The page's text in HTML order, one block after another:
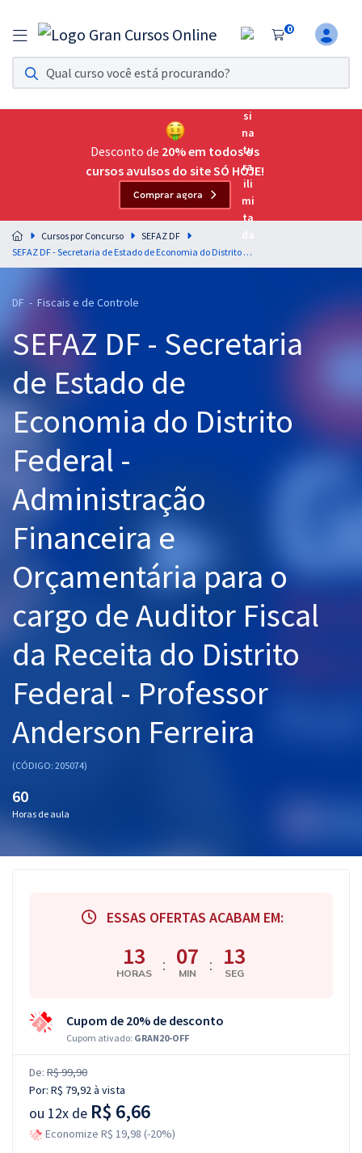
0
Assinatura Ilimitada 11
Acesso a todos os cursos. Teste grátis por 7 dias!
Assinatura OAB Até Passar
Acesso ilimitado a toda preparação para o Exame da
Residências Multiprofissionais
Preparação completa e intensiva para as principais
residências em saúde do Brasil
Cursos 20% OFF
Pós
Graduação
OAB
Mentorias
Questões grátis
Aprovados
Desconto de 20% em todos os
cursos avulsos do site SÓ HOJE!
Comprar agora
Cursos por Concurso
SEFAZ DF
SEFAZ DF - Secretaria de Estado de Economia do Distrito Federal - Administração Financeira e Orçamentária para o cargo de Auditor Fiscal da Receita do Distrito Federal - Professor Anderson Ferreira
DF - Fiscais e de Controle
SEFAZ DF - Secretaria
de Estado de
Economia do Distrito
Federal -
Administração
Financeira e
Orçamentária para o
cargo de Auditor Fiscal
da Receita do Distrito
Federal - Professor
Anderson Ferreira
(CÓDIGO: 205074)
60
Horas de aula
ESSAS OFERTAS ACABAM EM:
13
HORAS : 07
MIN : 12
SEG
Cupom de 20% de desconto
Cupom ativado: GRAN20-OFF
De: R$ 99,90
Por: R$ 79,92à vista
ou 12x de R$ 6,66
Economize R$ 19,98 (-20%)